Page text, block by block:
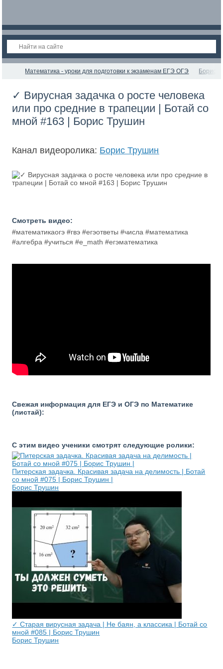
Математика - уроки для подготовки к экзаменам ЕГЭ ОГЭ Борис
✓ Вирусная задачка о росте человека
или про средние в трапеции | Ботай со
мной #163 | Борис Трушин
Канал видеоролика: Борис Трушин
Смотреть видео:
#математикаогэ #гвэ #егэответы #числа #математика
#алгебра #учиться #e_math #егэматематика
Свежая информация для ЕГЭ и ОГЭ по Математике
(листай):
С этим видео ученики смотрят следующие ролики:
Питерская задачка. Красивая задача на делимость | Ботай
со мной #075 | Борис Трушин |
Борис Трушин
✓ Старая вирусная задача | Не баян, а классика | Ботай со
мной #085 | Борис Трушин
Борис Трушин